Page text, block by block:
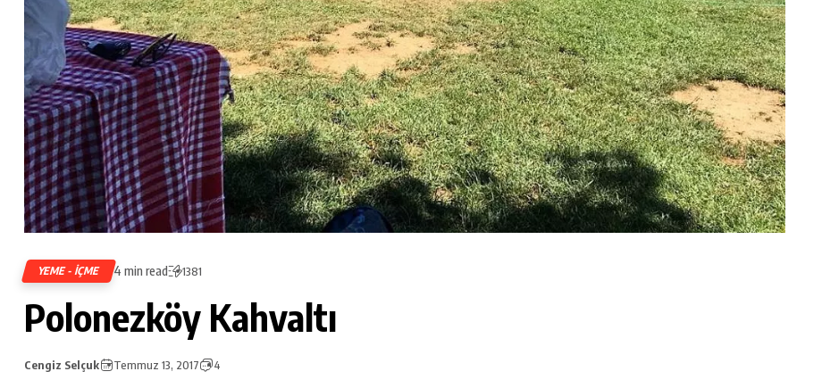
YEME - İÇME 4 min read 1381
Polonezköy Kahvaltı
Cengiz Selçuk Temmuz 13, 2017 4